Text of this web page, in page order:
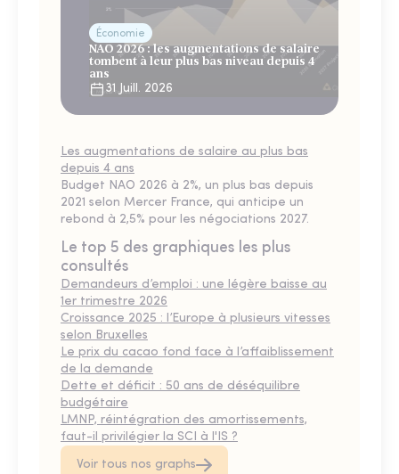
Économie
NAO 2026 : les augmentations de salaire
tombent à leur plus bas niveau depuis 4
ans
31 Juill. 2026
Les augmentations de salaire au plus bas
depuis 4 ans
Budget NAO 2026 à 2%, un plus bas depuis
2021 selon Mercer France, qui anticipe un
rebond à 2,5% pour les négociations 2027.
Le top 5 des graphiques les plus
consultés
Demandeurs d’emploi : une légère baisse au
1er trimestre 2026
Croissance 2025 : l’Europe à plusieurs vitesses
selon Bruxelles
Le prix du cacao fond face à l’affaiblissement
de la demande
Dette et déficit : 50 ans de déséquilibre
budgétaire
LMNP, réintégration des amortissements,
faut-il privilégier la SCI à l'IS ?
Voir tous nos graphs